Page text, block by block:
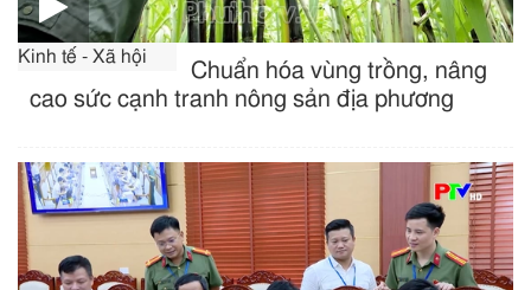
Kinh tế - Xã hội
Chuẩn hóa vùng trồng, nâng
cao sức cạnh tranh nông sản địa phương